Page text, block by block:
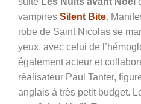
vampires Silent Bite.
robe de Saint Nicolas se
yeux, avec celui de
également acteur et
réalisateur Paul Tanter,
anglais à très petit budget.